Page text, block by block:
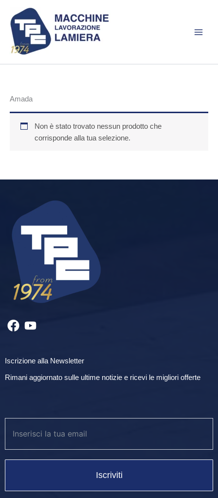
contenuto
Amada
Non è stato trovato nessun prodotto che
corrisponde alla tua selezione.
Iscrizione alla Newsletter
Rimani aggiornato sulle ultime notizie e ricevi le migliori offerte
Iscriviti